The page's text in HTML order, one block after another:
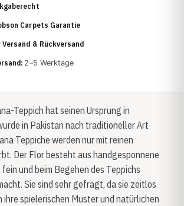
Carpets Garantie
& Rückversand
2–5 Werktage
Teppich hat seinen Ursprung in
in Pakistan nach traditioneller Art
Teppiche werden nur mit reinen
Der Flor besteht aus handgesponnene
und beim Begehen des Teppichs
Sie sind sehr gefragt, da sie zeitlos
ihre spielerischen Muster und natürlichen